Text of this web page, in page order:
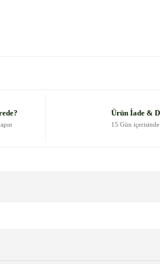
Ürün İade &
15 Gün